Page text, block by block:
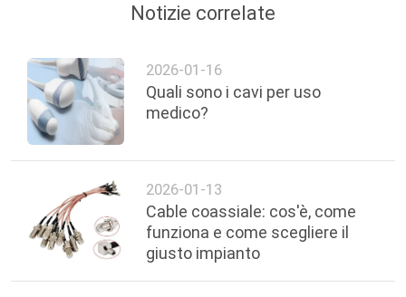
Notizie correlate
2026-01-16
Quali sono i cavi per uso
medico?
2026-01-13
Cable coassiale: cos'è, come
funziona e come scegliere il
giusto impianto